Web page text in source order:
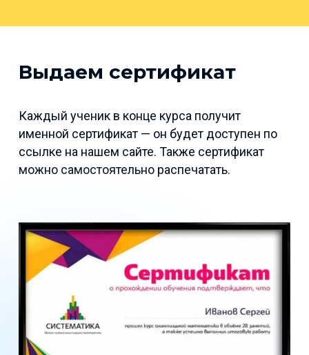
Выдаем сертификат
Каждый ученик в конце курса получит
именной сертификат — он будет доступен по
ссылке на нашем сайте. Также сертификат
можно самостоятельно распечатать.